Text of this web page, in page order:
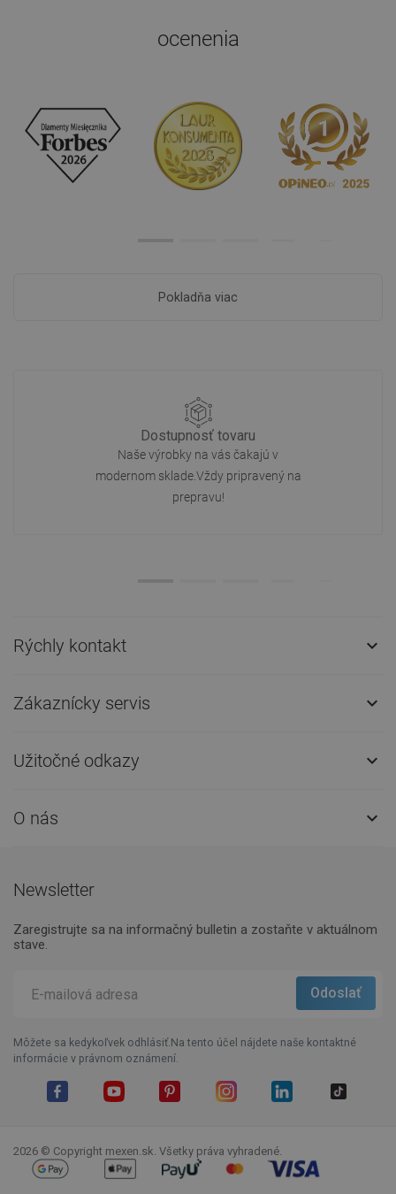
ocenenia
Pokladňa viac
Dostupnosť tovaru
Naše výrobky na vás čakajú v
modernom sklade.Vždy pripravený na
prepravu!
Rýchly kontakt 
Zákaznícky servis 
Užitočné odkazy 
O nás 
Newsletter
Zaregistrujte sa na informačný bulletin a zostaňte v aktuálnom
stave.
Môžete sa kedykoľvek odhlásiť.Na tento účel nájdete naše kontaktné
informácie v právnom oznámení.
2026 © Copyright mexen.sk. Všetky práva vyhradené.